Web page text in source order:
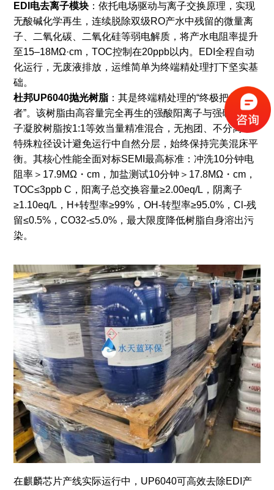
EDI电去离子模块：依托电场驱动与离子交换原理，实现
无酸碱化学再生，连续脱除双级RO产水中残留的微量离
子、二氧化碳、二氧化硅等弱电解质，将产水电阻率提升
至15–18MΩ·cm，TOC控制在20ppb以内。EDI全程自动
化运行，无废液排放，运维简单为终端精处理打下坚实基
础。
杜邦UP6040抛光树脂：其是终端精处理的“终极把关
者”。该树脂由高容量完全再生的强酸阳离子与强碱阴离
子凝胶树脂按1:1等效当量精准混合，无抱团、不分离，
特殊粒径设计避免运行中自然分层，始终保持完美混床平
衡。其核心性能全面对标SEMI最高标准：冲洗10分钟电
阻率＞17.9MΩ・cm，加盐测试10分钟＞17.8MΩ・cm，
TOC≤3ppb C，阳离子总交换容量≥2.00eq/L，阴离子
≥1.10eq/L，H+转型率≥99%，OH-转型率≥95.0%，Cl-残
留≤0.5%，CO32-≤5.0%，最大限度降低树脂自身溶出污
染。
在麒麟芯片产线实际运行中，UP6040可高效去除EDI产